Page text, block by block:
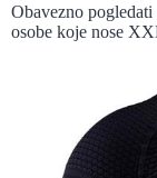
Obavezno
osobe koje nose